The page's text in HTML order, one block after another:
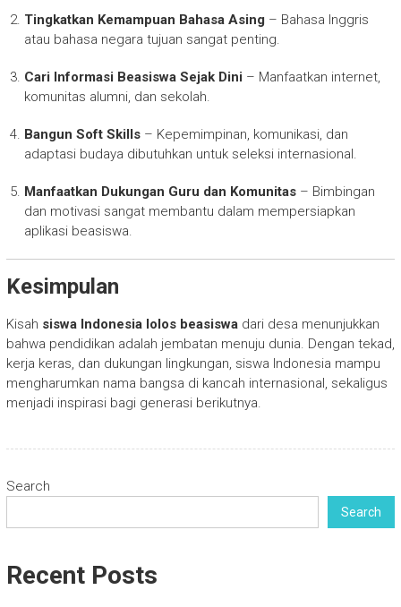
Tingkatkan Kemampuan Bahasa Asing – Bahasa Inggris
atau bahasa negara tujuan sangat penting.
Cari Informasi Beasiswa Sejak Dini – Manfaatkan internet,
komunitas alumni, dan sekolah.
Bangun Soft Skills– Kepemimpinan, komunikasi, dan
adaptasi budaya dibutuhkan untuk seleksi internasional.
Manfaatkan Dukungan Guru dan Komunitas– Bimbingan
dan motivasi sangat membantu dalam mempersiapkan
aplikasi beasiswa.
Kesimpulan
Kisah siswa Indonesia lolos beasiswadari desa menunjukkan
bahwa pendidikan adalah jembatan menuju dunia. Dengan tekad,
kerja keras, dan dukungan lingkungan, siswa Indonesia mampu
mengharumkan nama bangsa di kancah internasional, sekaligus
menjadi inspirasi bagi generasi berikutnya.
Search
Search
Recent Posts